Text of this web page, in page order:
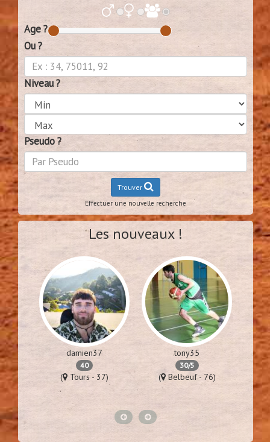
Age ?
Ou ?
Niveau ?
Pseudo ?
Trouver
Effectuer une nouvelle recherche
Les nouveaux !
damien37
40
( Tours - 37)
tony35
30/5
( Belbeuf - 76)